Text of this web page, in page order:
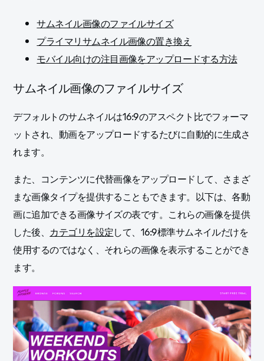
サムネイル画像のファイルサイズ
プライマリサムネイル画像の置き換え
モバイル向けの注目画像をアップロードする方法
サムネイル画像のファイルサイズ
デフォルトのサムネイルは16:9のアスペクト比でフォーマ
ットされ、動画をアップロードするたびに自動的に生成さ
れます。
また、コンテンツに代替画像をアップロードして、さまざ
まな画像タイプを提供することもできます。以下は、各動
画に追加できる画像サイズの表です。これらの画像を提供
した後、カテゴリを設定して、16:9標準サムネイルだけを
使用するのではなく、それらの画像を表示することができ
ます。